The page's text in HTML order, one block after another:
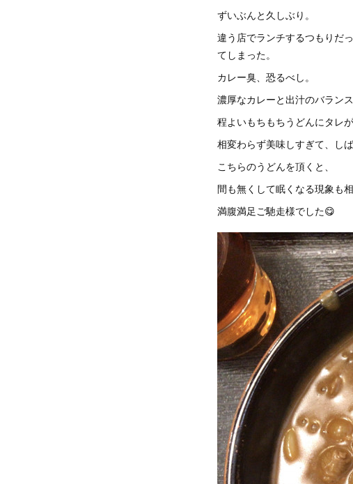
ずいぶんと久しぶり。
違う店でランチするつもりだ
てしまった。
カレー臭、恐るべし。
濃厚なカレーと出汁のバランス
程よいもちもちうどんにタレが
相変わらず美味しすぎて、し
こちらのうどんを頂くと、
間も無くして眠くなる現象も
満腹満足ご馳走様でした😋